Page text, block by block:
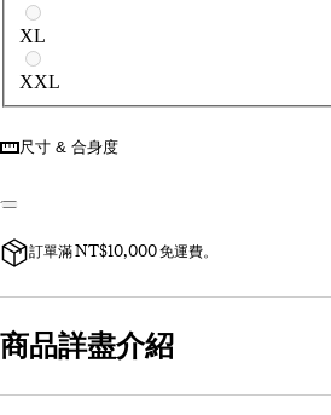
XL
XXL
尺寸 & 合身度
訂單滿 NT$10,000 免運費。
商品詳盡介紹